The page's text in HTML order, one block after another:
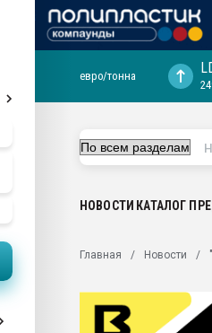
29.07.2026 ФРП помог
Вакуум-формовочные машины:
28.07.2026 Автоматизация
первый план в переработке
евро/тонна
НОВОСТИ КАТАЛОГ
Главная Новости